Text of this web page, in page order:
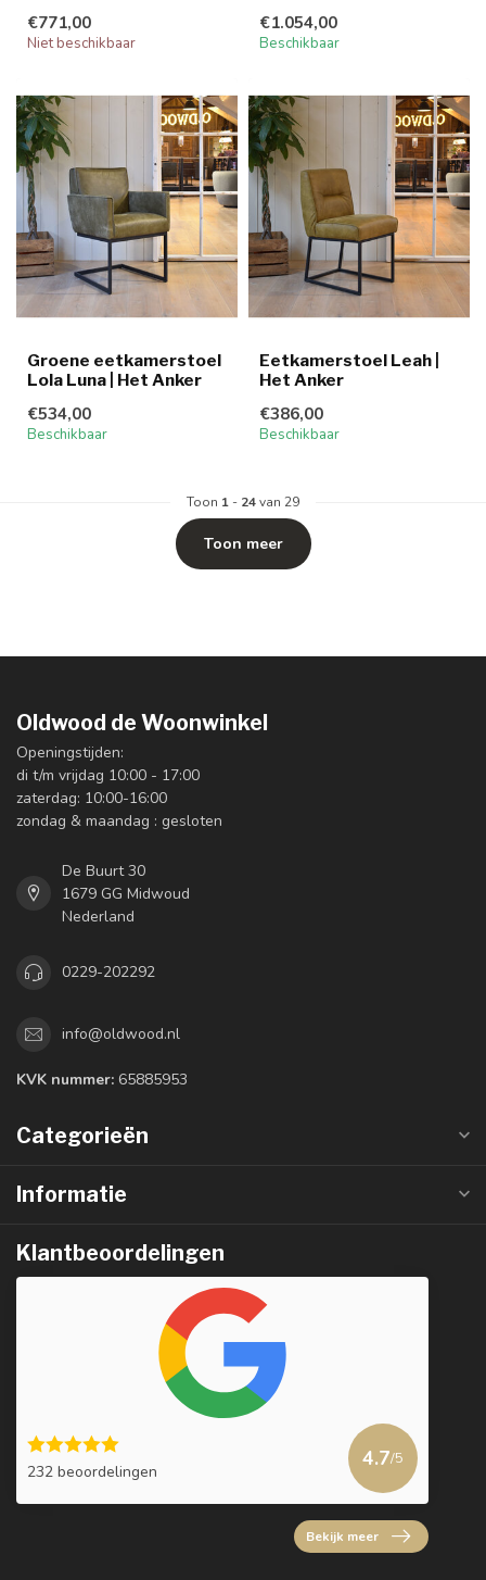
€771,00
Niet beschikbaar
€1.054,00
Beschikbaar
Groene eetkamerstoel
Lola Luna | Het Anker
€534,00
Beschikbaar
Eetkamerstoel Leah |
Het Anker
€386,00
Beschikbaar
Toon 1 - 24van 29
Toon meer
Oldwood de Woonwinkel
Openingstijden:
di t/m vrijdag 10:00 - 17:00
zaterdag: 10:00-16:00
zondag & maandag : gesloten
De Buurt 30
1679 GG Midwoud
Nederland
0229-202292
info@oldwood.nl
KVK nummer: 65885953
Categorieën
Informatie
Klantbeoordelingen
232 beoordelingen
4.7/5
Bekijk meer